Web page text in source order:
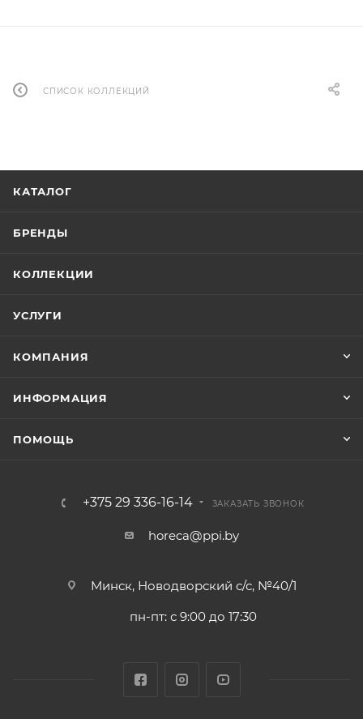
СПИСОК КОЛЛЕКЦИЙ
КАТАЛОГ
БРЕНДЫ
КОЛЛЕКЦИИ
УСЛУГИ
КОМПАНИЯ
ИНФОРМАЦИЯ
ПОМОЩЬ
+375 29 336-16-14 ЗАКАЗАТЬ ЗВОНОК
horeca@ppi.by
Минск, Новодворский с/с, №40/1
пн-пт: с 9:00 до 17:30